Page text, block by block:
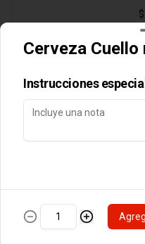
Postres
Cerveza Cuello
Instrucciones